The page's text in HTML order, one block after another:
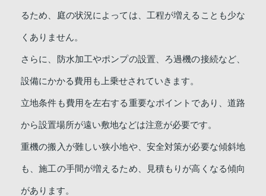
るため、庭の状況によっては、工程が増えることも少な
くありません。
さらに、防水加工やポンプの設置、ろ過機の接続など、
設備にかかる費用も上乗せされていきます。
立地条件も費用を左右する重要なポイントであり、道路
から設置場所が遠い敷地などは注意が必要です。
重機の搬入が難しい狭小地や、安全対策が必要な傾斜地
も、施工の手間が増えるため、見積もりが高くなる傾向
があります。